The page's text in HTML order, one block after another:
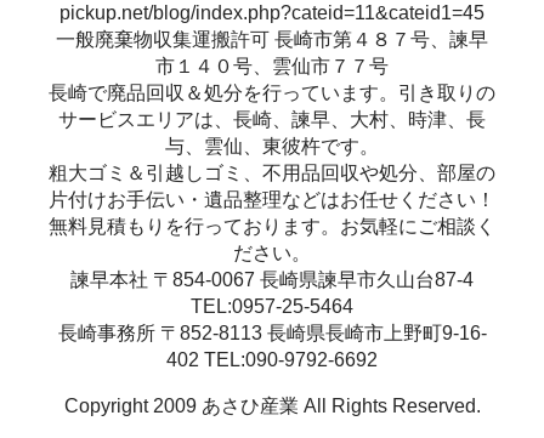
pickup.net/blog/index.php?cateid=11&cateid1=45
一般廃棄物収集運搬許可 長崎市第４８７号、諫早
市１４０号、雲仙市７７号
長崎で廃品回収＆処分を行っています。引き取りの
サービスエリアは、長崎、諫早、大村、時津、長
与、雲仙、東彼杵です。
粗大ゴミ＆引越しゴミ、不用品回収や処分、部屋の
片付けお手伝い・遺品整理などはお任せください！
無料見積もりを行っております。お気軽にご相談く
ださい。
諫早本社 〒854-0067 長崎県諫早市久山台87-4
TEL:0957-25-5464
長崎事務所 〒852-8113 長崎県長崎市上野町9-16-
402 TEL:090-9792-6692
Copyright 2009 あさひ産業 All Rights Reserved.